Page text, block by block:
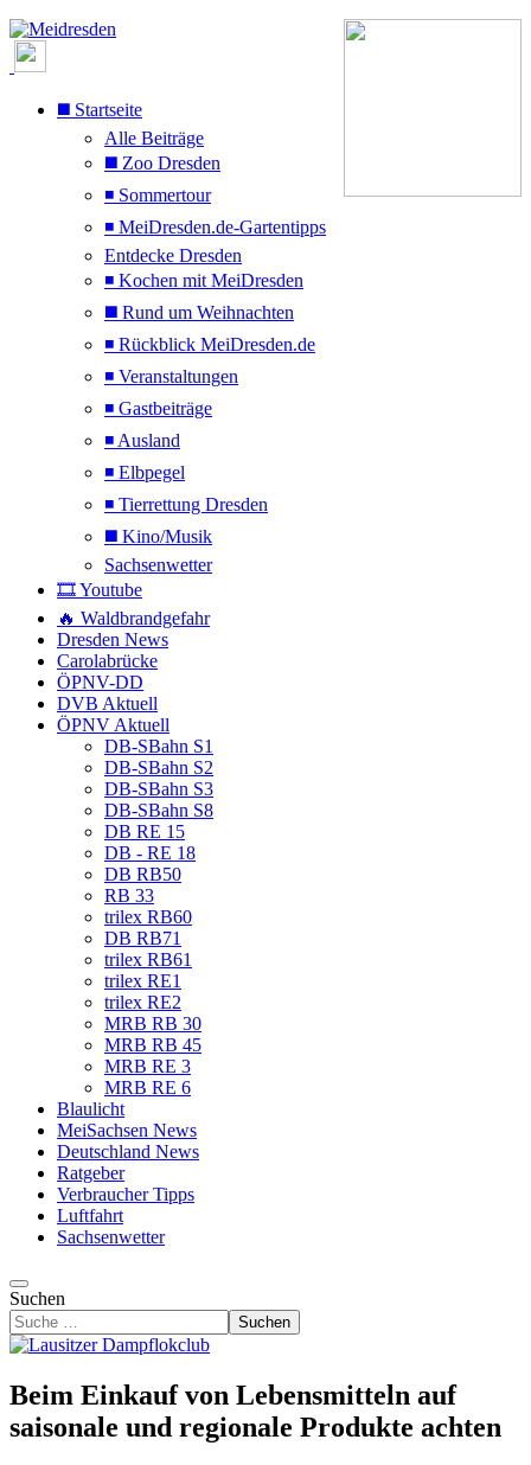
◼️ Startseite
Alle Beiträge
◼️ Zoo Dresden
◾ Sommertour
◾ MeiDresden.de-Gartentipps
Entdecke Dresden
◾ Kochen mit MeiDresden
◼️ Rund um Weihnachten
◾ Rückblick MeiDresden.de
◾ Veranstaltungen
◾ Gastbeiträge
◾ Ausland
◾ Elbpegel
◾ Tierrettung Dresden
◼️ Kino/Musik
Sachsenwetter
🎞️ Youtube
🔥 Waldbrandgefahr
Dresden News
Carolabrücke
ÖPNV-DD
DVB Aktuell
ÖPNV Aktuell
DB-SBahn S1
DB-SBahn S2
DB-SBahn S3
DB-SBahn S8
DB RE 15
DB - RE 18
DB RB50
RB 33
trilex RB60
DB RB71
trilex RB61
trilex RE1
trilex RE2
MRB RB 30
MRB RB 45
MRB RE 3
MRB RE 6
Blaulicht
MeiSachsen News
Deutschland News
Ratgeber
Verbraucher Tipps
Luftfahrt
Sachsenwetter
Suchen
Suchen
Beim Einkauf von Lebensmitteln auf
saisonale und regionale Produkte achten